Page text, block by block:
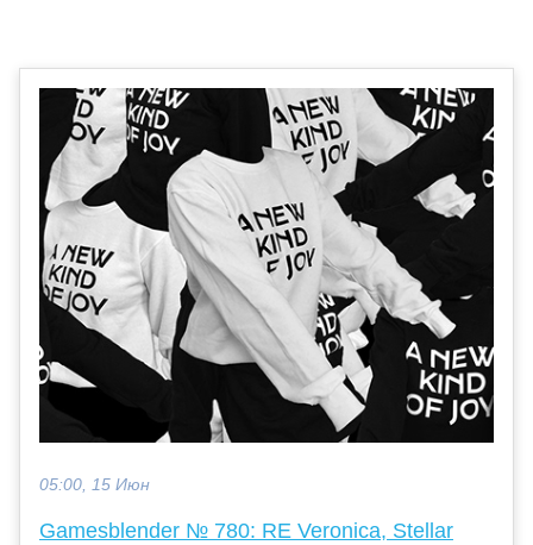
05:00, 15 Июн
Gamesblender № 780: RE Veronica, Stellar